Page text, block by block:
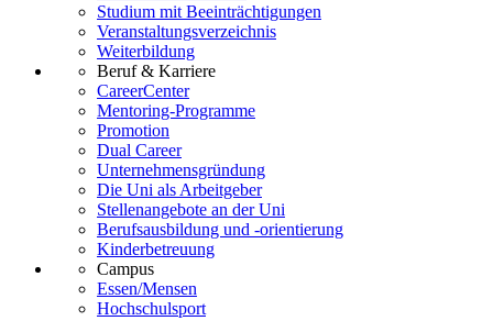
Studium mit Beeinträchtigungen
Veranstaltungsverzeichnis
Weiterbildung
Beruf & Karriere
CareerCenter
Mentoring-Programme
Promotion
Dual Career
Unternehmensgründung
Die Uni als Arbeitgeber
Stellenangebote an der Uni
Berufsausbildung und -orientierung
Kinderbetreuung
Campus
Essen/Mensen
Hochschulsport